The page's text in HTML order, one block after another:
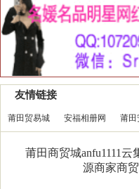
友情链接
莆田贸易城 安福相册网 莆田
莆田商贸城anfu1111
源商家商